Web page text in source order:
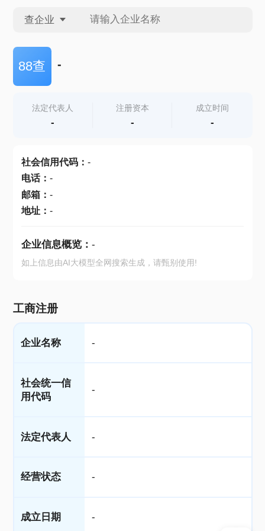
查企业
查企业
查产地
88查 -
法定代表人
-
注册资本
-
成立时间
-
社会信用代码： -
电话： -
邮箱： -
地址： -
企业信息概览： -
如上信息由AI大模型全网搜索生成，请甄别使用!
工商注册
企业名称 -
社会统一信
用代码
-
法定代表人 -
经营状态 -
成立日期 -